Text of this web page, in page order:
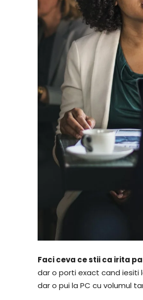
Faci ceva ce stii ca irita
dar o porti exact cand iesiti
dar o pui la PC cu volumul